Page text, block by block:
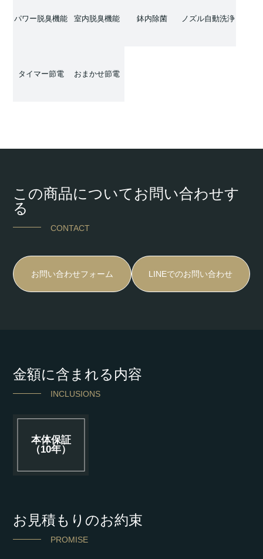
パワー脱臭機能 室内脱臭機能 鉢内除菌 ノズル自動洗浄
タイマー節電 おまかせ節電
この商品についてお問い合わせす
る
CONTACT
お問い合わせフォーム LINEでのお問い合わせ
金額に含まれる内容
INCLUSIONS
本体保証
（10年）
お見積もりのお約束
PROMISE